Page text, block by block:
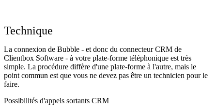
Technique
La connexion de Bubble - et donc du connecteur CRM de
Clientbox Software - à votre plate-forme téléphonique est très
simple. La procédure diffère d'une plate-forme à l'autre, mais le
point commun est que vous ne devez pas être un technicien pour le
faire.
Possibilités d'appels sortants CRM